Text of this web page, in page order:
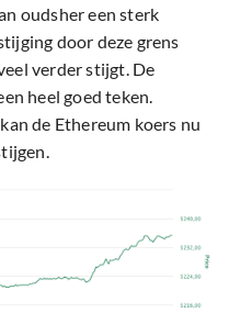
oudsher een sterk
door deze grens
verder stijgt. De
heel goed teken.
de Ethereum koers nu